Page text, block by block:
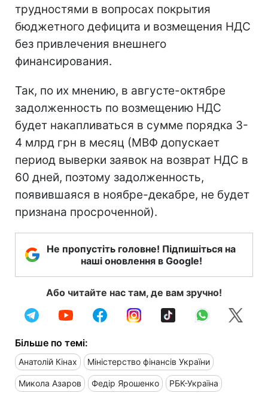
трудностями в вопросах покрытия
бюджетного дефицита и возмещения НДС
без привлечения внешнего
финансирования.
Так, по их мнению, в августе-октябре
задолженность по возмещению НДС
будет накапливаться в сумме порядка 3-
4 млрд грн в месяц (МВФ допускает
период выверки заявок на возврат НДС в
60 дней, поэтому задолженность,
появившаяся в ноябре-декабре, не будет
признана просроченной).
Не пропустіть головне! Підпишіться на
наші оновлення в Google!
Або читайте нас там, де вам зручно!
Більше по темі:
Анатолій Кінах Міністерство фінансів України
Микола Азаров Федір Ярошенко РБК-Україна